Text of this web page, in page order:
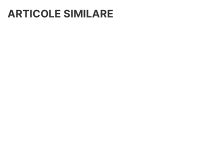
ARTICOLE SIMILARE